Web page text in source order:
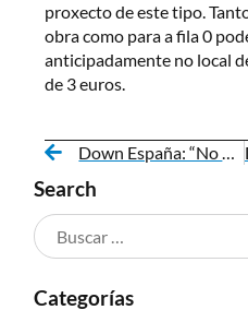
proxecto de este tipo.
obra como para a fila 0
anticipadamente no local
de 3 euros.
Down España: “No Estado español estase negando un dereito fundamental a un neno coa síndrome de Down”
Search
Categorías